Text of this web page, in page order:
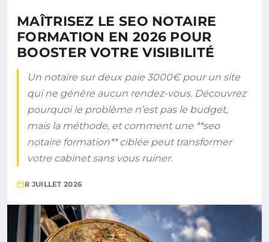
MAÎTRISEZ LE SEO NOTAIRE
FORMATION EN 2026 POUR
BOOSTER VOTRE VISIBILITÉ
Un notaire sur deux paie 3000€ pour un site
qui ne génère aucun rendez-vous. Découvrez
pourquoi le problème n’est pas le budget,
mais la méthode, et comment une **seo
notaire formation** ciblée peut transformer
votre cabinet sans vous ruiner.
8 JUILLET 2026